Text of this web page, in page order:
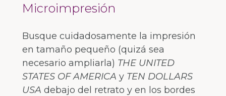
Microimpresión
Busque cuidadosamente la impresión
en tamaño pequeño (quizá sea
necesario ampliarla) THE UNITED
STATES OF AMERICA y TEN DOLLARS
USA debajo del retrato y en los bordes